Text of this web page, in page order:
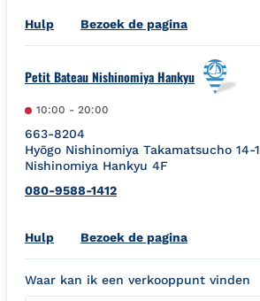
HulpLink Opens in New Tab
Bezoek de pagina
Petit Bateau Nishinomiya Hankyu
10:00 - 20:00
663-8204
Hyōgo Nishinomiya Takamatsucho 14-1
Nishinomiya Hankyu 4F
080-9588-1412
HulpLink Opens in New Tab
Bezoek de pagina
Waar kan ik een verkooppunt vinden